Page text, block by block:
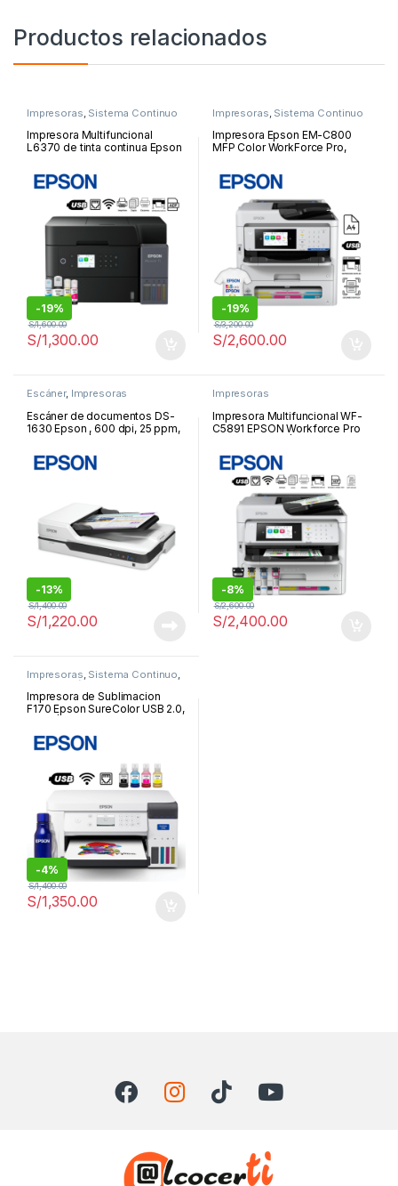
Productos relacionados
Impresoras Sistema Continuo
Impresora Multifuncional
L6370 de tinta continua Epson
ADF | L6370
-19%
S/1,300.00
S/1,600.00
Impresoras Sistema Continuo
Impresora Epson EM-C800
MFP Color WorkForce Pro,
SB/WLAN/LAN | EM-C800
-19%
S/2,600.00
S/3,200.00
Escáner, Impresoras
Escáner de documentos DS-
1630 Epson , 600 dpi, 25 ppm,
-13%
S/1,220.00
S/1,400.00
Impresoras
Impresora Multifuncional WF-
C5891 EPSON Workforce Pro
-8%
S/2,400.00
S/2,600.00
Impresoras Sistema Continuo
Sublimación
Impresora de Sublimacion
F170 Epson SureColor USB 2.0,
-4%
S/1,350.00
S/1,400.00